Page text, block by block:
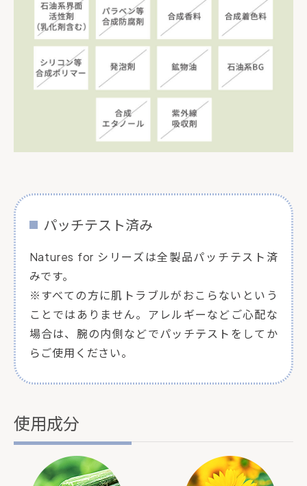
パッチテスト済み
Natures for シリーズは全製品パッチテスト済
みです。
※すべての方に肌トラブルがおこらないという
ことではありません。アレルギーなどご心配な
場合は、腕の内側などでパッチテストをしてか
らご使用ください。
使用成分